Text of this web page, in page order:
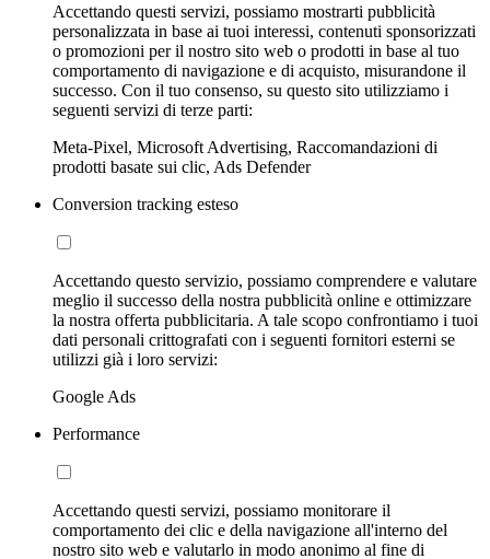
Accettando questi servizi, possiamo mostrarti pubblicità
personalizzata in base ai tuoi interessi, contenuti sponsorizzati
o promozioni per il nostro sito web o prodotti in base al tuo
comportamento di navigazione e di acquisto, misurandone il
successo. Con il tuo consenso, su questo sito utilizziamo i
seguenti servizi di terze parti:
Meta-Pixel, Microsoft Advertising, Raccomandazioni di
prodotti basate sui clic, Ads Defender
Conversion tracking esteso
Accettando questo servizio, possiamo comprendere e valutare
meglio il successo della nostra pubblicità online e ottimizzare
la nostra offerta pubblicitaria. A tale scopo confrontiamo i tuoi
dati personali crittografati con i seguenti fornitori esterni se
utilizzi già i loro servizi:
Google Ads
Performance
Accettando questi servizi, possiamo monitorare il
comportamento dei clic e della navigazione all'interno del
nostro sito web e valutarlo in modo anonimo al fine di